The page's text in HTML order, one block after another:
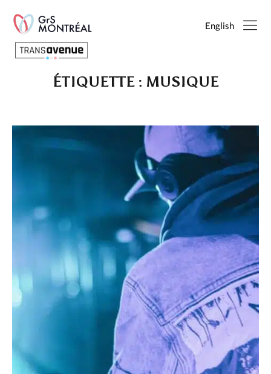
English
Français
English
SEARCH
PAGES
Charte des commentaires et publications
Conditions d’utilisation
Nous contacter
Politique de confidentialité
ÉTIQUETTE : MUSIQUE